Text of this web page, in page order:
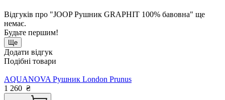
Відгуків про "JOOP Рушник GRAPHIT 100% бавовна" ще
немає.
Будьте першим!
Ще
Додати відгук
Подібні товари
AQUANOVA Рушник London Prunus
1 260 ₴